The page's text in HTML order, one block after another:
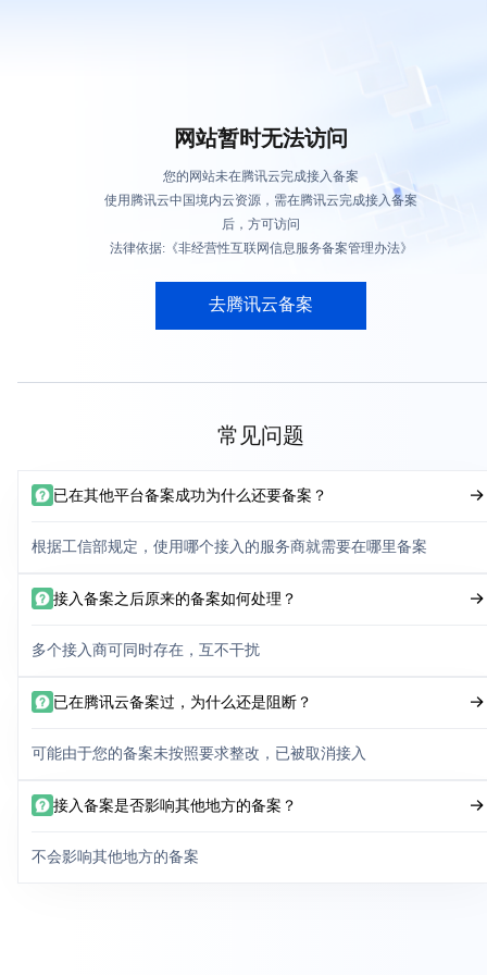
网站暂时无法访问
您的网站未在腾讯云完成接入备案
使用腾讯云中国境内云资源，需在腾讯云完成接入备案
后，方可访问
法律依据:《非经营性互联网信息服务备案管理办法》
去腾讯云备案
常见问题
已在其他平台备案成功为什么还要备案？
根据工信部规定，使用哪个接入的服务商就需要在哪里备案
接入备案之后原来的备案如何处理？
多个接入商可同时存在，互不干扰
已在腾讯云备案过，为什么还是阻断？
可能由于您的备案未按照要求整改，已被取消接入
接入备案是否影响其他地方的备案？
不会影响其他地方的备案